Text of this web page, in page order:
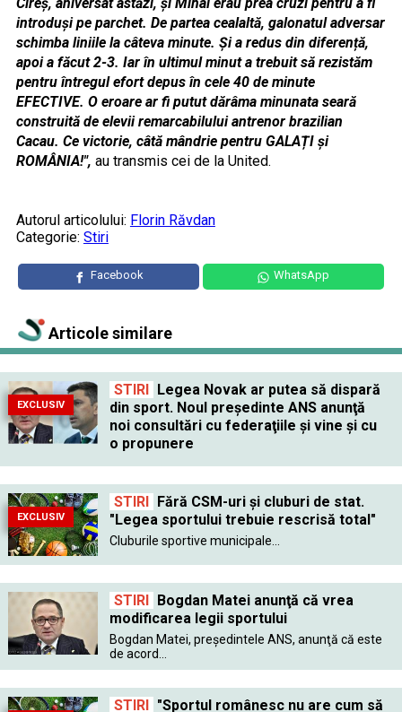
introduși pe parchet. De partea cealaltă, galonatul adversar
schimba liniile la câteva minute. Și a redus din diferență,
apoi a făcut 2-3. Iar în ultimul minut a trebuit să rezistăm
pentru întregul efort depus în cele 40 de minute
EFECTIVE. O eroare ar fi putut dărâma minunata seară
construită de elevii remarcabilului antrenor brazilian
Cacau. Ce victorie, câtă mândrie pentru GALAȚI și
ROMÂNIA!", au transmis cei de la United.
Autorul articolului: Florin Răvdan
Categorie: Stiri
Facebook WhatsApp
Articole similare
EXCLUSIV
STIRI Legea Novak ar putea să dispară
din sport. Noul preşedinte ANS anunţă
noi consultări cu federaţiile şi vine şi cu
o propunere
EXCLUSIV
STIRI Fără CSM-uri şi cluburi de stat.
"Legea sportului trebuie rescrisă total"
Cluburile sportive municipale...
STIRI Bogdan Matei anunţă că vrea
modificarea legii sportului
Bogdan Matei, preşedintele ANS, anunţă că este
de acord...
STIRI "Sportul românesc nu are cum să